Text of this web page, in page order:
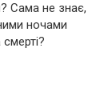
Сама не знає,
ночами